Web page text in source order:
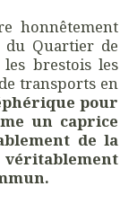
honnêtement
du Quartier de
brestois les
transports en
pour
un caprice
de la